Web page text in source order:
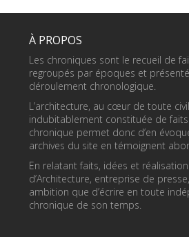
À PROPOS
Les chroniques sont le recueil de
regroupés par époques et
déroulement chronologique.
L’architecture, au cœur de toute
indubitablement constituée de
chronique permet donc d’en
archives du site en témoignent
En relatant faits, idées et
d’Architecture, entreprise de presse,
ambition que d’écrire en toute
chronique de son temps.